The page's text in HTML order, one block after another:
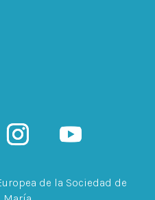
de la Sociedad de